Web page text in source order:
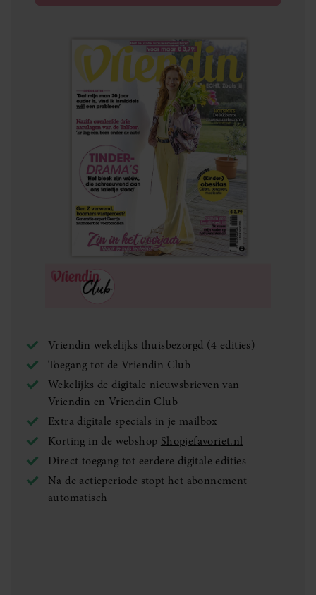
Vriendin wekelijks thuisbezorgd (4 edities)
Toegang tot de Vriendin Club
Wekelijks de digitale nieuwsbrieven van
Vriendin en Vriendin Club
Extra digitale specials in je mailbox
Korting in de webshop Shopjefavoriet.nl
Direct toegang tot eerdere digitale edities
Na de actieperiode stopt het abonnement
automatisch